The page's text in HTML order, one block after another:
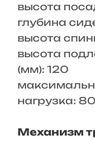
высота
глубина
высота
высота
(мм): 120
нагрузка: 80
Механизм